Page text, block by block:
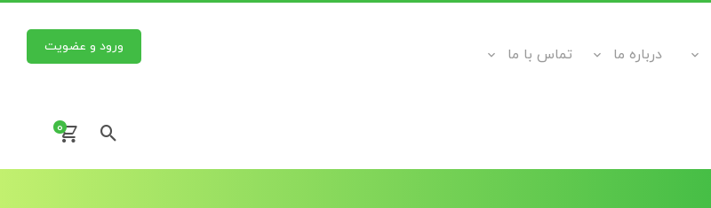
درباره ما تماس با ما ورود و عضویت
0